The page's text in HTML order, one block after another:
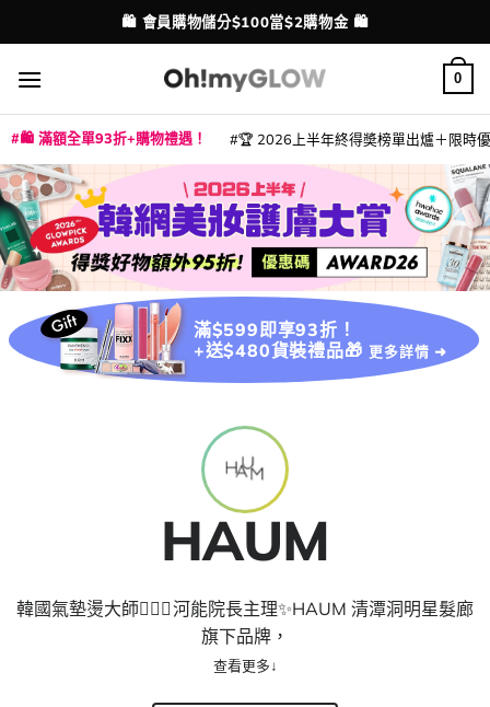
to
content
配送港澳
🛍️ 會員購物儲分$100當$2購物金 🛍️
0
🛍️ 滿額全單93折+購物禮遇！ 🏆 2026上半年終得奬榜單出爐＋限時
滿$599即享93折！
+送$480貨裝禮品🎁 更多詳情 ➜
HAUM
韓國氣墊燙大師🙋🏻‍♂️ 河能院長主理✨HAUM 清潭洞明星髮廊
旗下品牌，
研發出#陶瓷鬃毛梳 等一系列頭髮產品，就算係非專業髮型